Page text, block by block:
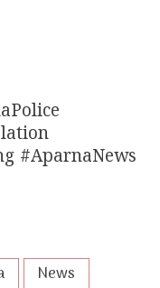
#AparnaNews
News